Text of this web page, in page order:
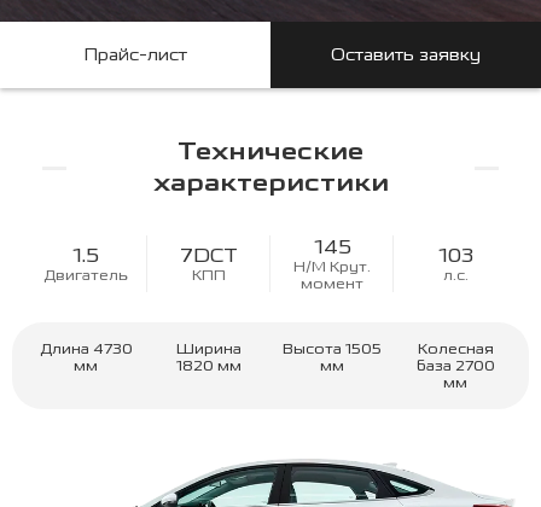
Прайс-лист Оставить заявку
Технические
характеристики
1.5
Двигатель
7DCT
КПП
145
Н/М Крут.
момент
103
л.с.
Длина 4730
мм
Ширина
1820 мм
Высота 1505
мм
Колесная
база 2700
мм